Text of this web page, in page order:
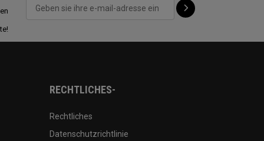
RECHTLICHES-
Rechtliches
Datenschutzrichtlinie